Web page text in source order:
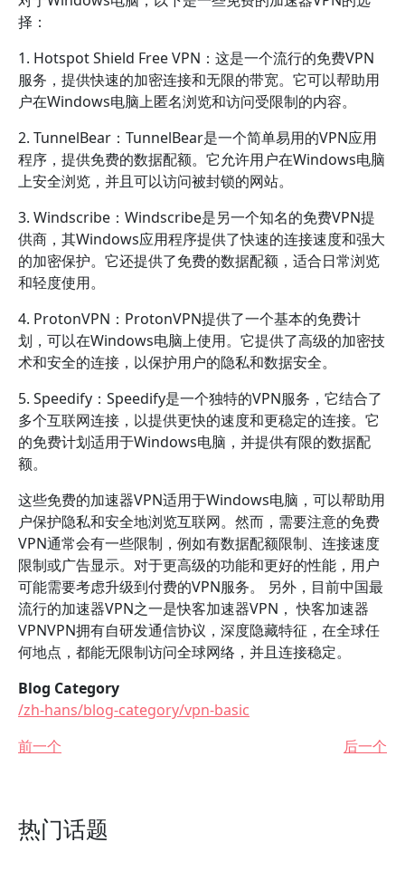
择：
1. Hotspot Shield Free VPN：这是一个流行的免费VPN
服务，提供快速的加密连接和无限的带宽。它可以帮助用
户在Windows电脑上匿名浏览和访问受限制的内容。
2. TunnelBear：TunnelBear是一个简单易用的VPN应用
程序，提供免费的数据配额。它允许用户在Windows电脑
上安全浏览，并且可以访问被封锁的网站。
3. Windscribe：Windscribe是另一个知名的免费VPN提
供商，其Windows应用程序提供了快速的连接速度和强大
的加密保护。它还提供了免费的数据配额，适合日常浏览
和轻度使用。
4. ProtonVPN：ProtonVPN提供了一个基本的免费计
划，可以在Windows电脑上使用。它提供了高级的加密技
术和安全的连接，以保护用户的隐私和数据安全。
5. Speedify：Speedify是一个独特的VPN服务，它结合了
多个互联网连接，以提供更快的速度和更稳定的连接。它
的免费计划适用于Windows电脑，并提供有限的数据配
额。
这些免费的加速器VPN适用于Windows电脑，可以帮助用
户保护隐私和安全地浏览互联网。然而，需要注意的免费
VPN通常会有一些限制，例如有数据配额限制、连接速度
限制或广告显示。对于更高级的功能和更好的性能，用户
可能需要考虑升级到付费的VPN服务。 另外，目前中国最
流行的加速器VPN之一是快客加速器VPN， 快客加速器
VPNVPN拥有自研发通信协议，深度隐藏特征，在全球任
何地点，都能无限制访问全球网络，并且连接稳定。
Blog Category
/zh-hans/blog-category/vpn-basic
前一个
后一个
热门话题